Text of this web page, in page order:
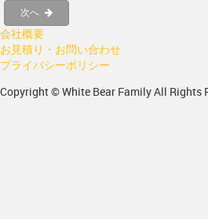
次へ
会社概要
お見積り・お問い合わせ
プライバシーポリシー
Copyright © White Bear Family All Rights